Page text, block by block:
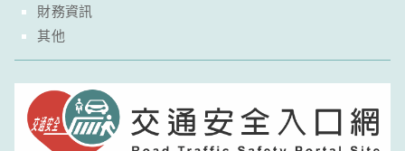
財務資訊
其他